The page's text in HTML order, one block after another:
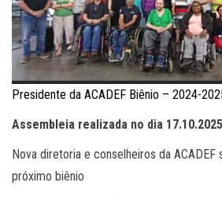
Presidente da ACADEF Biênio – 2024-
Assembleia realizada no dia 17.10.2025
Nova diretoria e conselheiros da ACADEF
próximo biênio